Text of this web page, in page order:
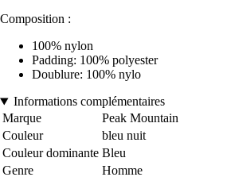
Composition :
100% nylon
Padding: 100% polyester
Doublure: 100% nylo
Informations complémentaires
Marque
Peak Mountain
Couleur
bleu nuit
Couleur dominante Bleu
Genre
Homme